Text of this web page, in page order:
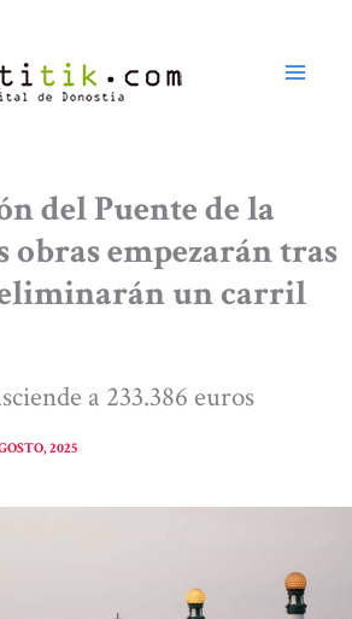
del Puente de la
empezarán tras
un carril
a 233.386 euros
2025